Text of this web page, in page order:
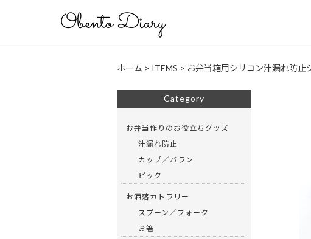
ホーム > ITEMS > お弁当箱用シリコン汁漏れ防止
Category
お弁当作りのお役立ちグッズ
汁漏れ防止
カップ／バラン
ピック
お洒落カトラリー
スプーン／フォーク
お箸